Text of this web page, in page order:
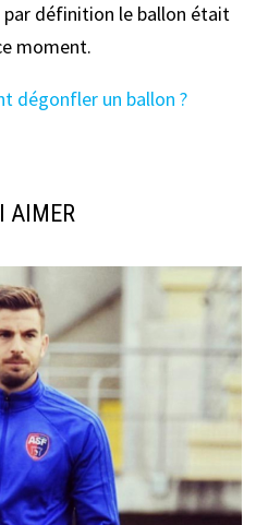
par définition le ballon était
moment.
dégonfler un ballon ?
AIMER